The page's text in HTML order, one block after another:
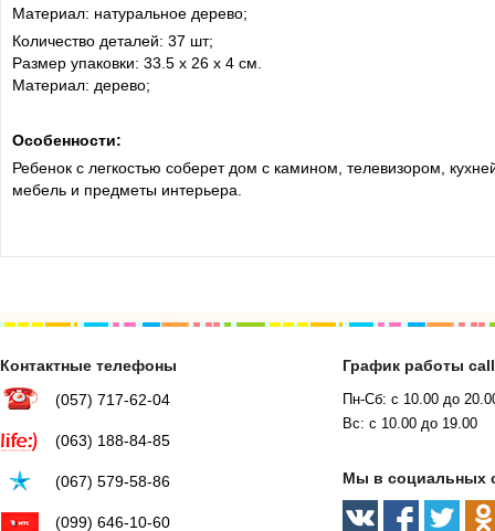
Материал: натуральное дерево;
Количество деталей: 37 шт;
Размер упаковки: 33.5 х 26 х 4 см.
Материал: дерево;
Особенности:
Ребенок с легкостью соберет дом с камином, телевизором,
мебель и предметы интерьера.
Контактные телефоны
(057) 717-62-04
(063) 188-84-85
(067) 579-58-86
(099) 646-10-60
График работы
Пн-Сб: с 10.00 до
Вс: с 10.00 до 19.00
Мы в социальных